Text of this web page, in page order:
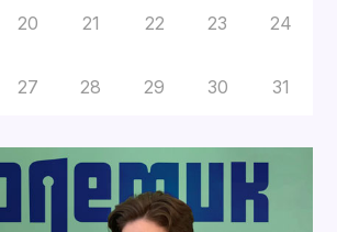
20 21 22 23 24
27 28 29 30 31